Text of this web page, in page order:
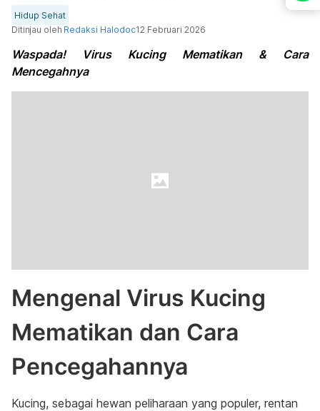
Hidup Sehat
Ditinjau oleh Redaksi Halodoc12 Februari 2026
Waspada! Virus Kucing Mematikan & Cara
Mencegahnya
Mengenal Virus Kucing
Mematikan dan Cara
Pencegahannya
Kucing, sebagai hewan peliharaan yang populer, rentan